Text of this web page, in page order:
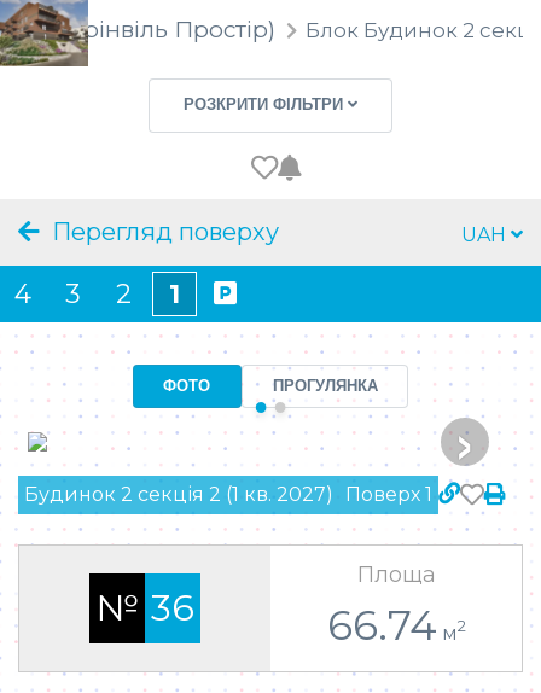
(Грінвіль Простір) Блок Будинок 2
Ціна
Кімнат
Поверх
Особливості
ЗНАЙТИ
РОЗКРИТИ ФІЛЬТРИ
Перегляд поверху UAH
4 3 2 1
ФОТО ПРОГУЛЯНКА ›
Будинок 2 секція 2 (1 кв. 2027) Поверх 1
№ 36
Площа
66.74 м2